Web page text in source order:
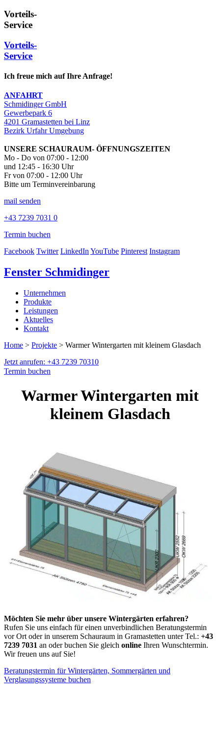
Vorteils-
Service
Vorteils-
Service
Ich freue mich auf Ihre Anfrage!
ANFAHRT
Schmidinger GmbH
Gewerbepark 6
4201 Gramastetten bei Linz
Bezirk Urfahr Umgebung
UNSERE SCHAURAUM- ÖFFNUNGSZEITEN
Mo - Do von 07:00 - 12:00
und 12:45 - 16:30 Uhr
Fr von 07:00 - 12:00 Uhr
Bitte um Terminvereinbarung
mail senden
+43 7239 7031 0
Termin buchen
Facebook Twitter LinkedInYouTube Pinterest Instagram
Fenster Schmidinger
Unternehmen
Produkte
Leistungen
Aktuelles
Kontakt
Home > Projekte > Warmer Wintergarten mit kleinem Glasdach
Jetzt anrufen: +43 7239 70310
Termin buchen
Warmer Wintergarten mit
kleinem Glasdach
Möchten Sie mehr über unsere Wintergärten erfahren?
Rufen Sie uns einfach für einen unverbindlichen Beratungstermin
vor Ort oder in unserem Schauraum in Gramastetten unter Tel.: +43
7239 7031 an oder buchen Sie gleich online Ihren Wunschtermin.
Wir freuen uns auf Sie!
Beratungstermin für Wintergärten, Sommergärten und
Verglasungssysteme buchen